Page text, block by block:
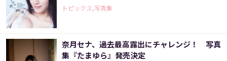
トピックス,写真集
奈月セナ、過去最高露出にチャレンジ！ 写真
集『たまゆら』発売決定